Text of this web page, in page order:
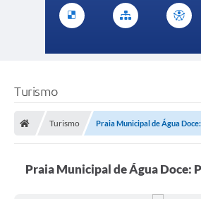
Turismo
Turismo Praia Municipal de Água
Praia Municipal de Água Doce: